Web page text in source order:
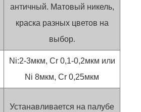
античный. Матовый никель,
краска разных цветов на
выбор.
Ni:2-3мкм, Cr 0,1-0,2мкм или
Ni 8мкм, Cr 0,25мкм
Устанавливается на палубе